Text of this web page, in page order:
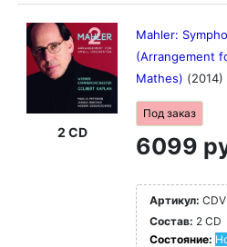
2 CD
Mahler:
(Arrangement
Mathes) (2014)
Под заказ
6099
Артикул:
Состав: 2 CD
Состояние: